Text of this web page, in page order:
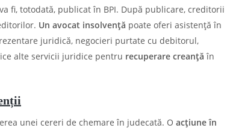
va fi, totodată, publicat în BPI. După publicare, creditorii
Un avocat insolvență poate oferi asistență în
juridică, negocieri purtate cu debitorul,
alte servicii juridice pentru recuperare creanțăîn
unei cereri de chemare în judecată. O acțiune în